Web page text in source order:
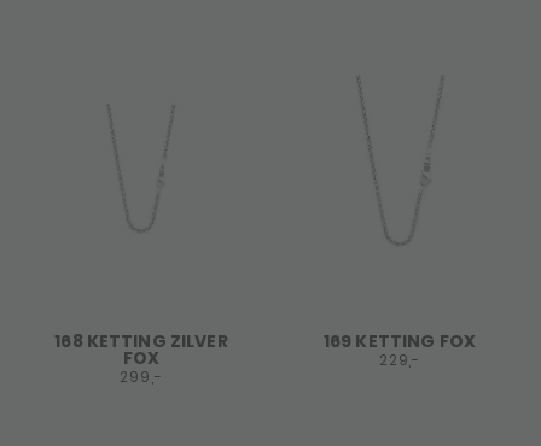
168 KETTING ZILVER
FOX
299,-
169 KETTING FOX
229,-